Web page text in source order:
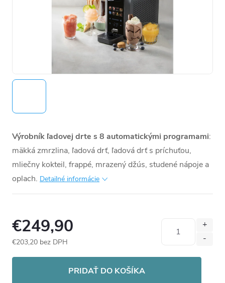
Výrobník ľadovej drte s 8 automatickými programami:
mäkká zmrzlina, ľadová drť, ľadová drť s príchuťou,
mliečny kokteil, frappé, mrazený džús, studené nápoje a
oplach. Detailné informácie
€249,90
€203,20 bez DPH
PRIDAŤ DO KOŠÍKA